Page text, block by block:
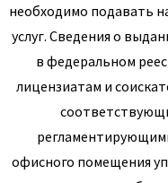
необходимо подавать
услуг. Сведения о
в федеральном
лицензиатам и
офисного помещения